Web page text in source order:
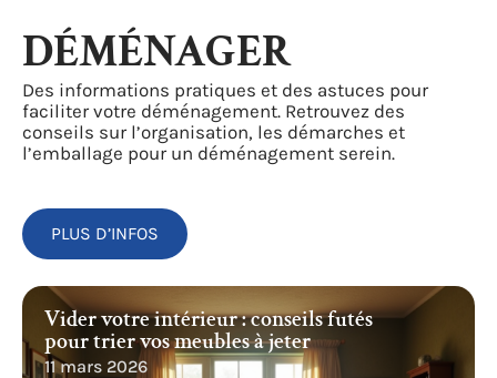
DÉMÉNAGER
Des informations pratiques et des astuces pour
faciliter votre déménagement. Retrouvez des
conseils sur l’organisation, les démarches et
l’emballage pour un déménagement serein.
PLUS D’INFOS
Vider votre intérieur : conseils futés
pour trier vos meubles à jeter
11 mars 2026